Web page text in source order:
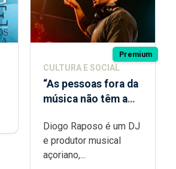
Premium
CULTURA E SOCIAL
“As pessoas fora da
música não têm a
difícil é produzir
uma música”
Diogo Raposo é um DJ
e produtor musical
açoriano,...